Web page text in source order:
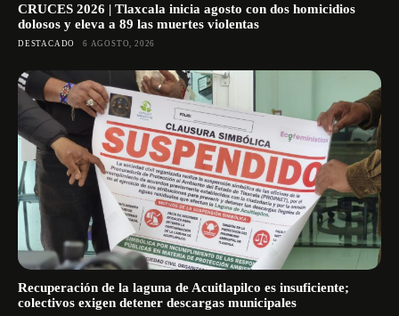
CRUCES 2026 | Tlaxcala inicia agosto con dos homicidios
dolosos y eleva a 89 las muertes violentas
DESTACADO 6 AGOSTO, 2026
Recuperación de la laguna de Acuitlapilco es insuficiente;
colectivos exigen detener descargas municipales